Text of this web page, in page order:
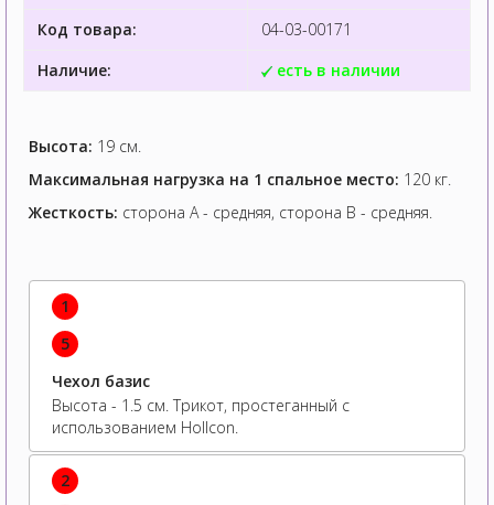
Код товара:
04-03-00171
Наличие:
есть в наличии
Высота: 19 см.
Максимальная нагрузка на 1 спальное место: 120 кг.
Жесткость: сторона А - средняя, сторона B - средняя.
1
5
Чехол базис
Высота - 1.5 см. Трикот, простеганный с
использованием Hollcon.
2